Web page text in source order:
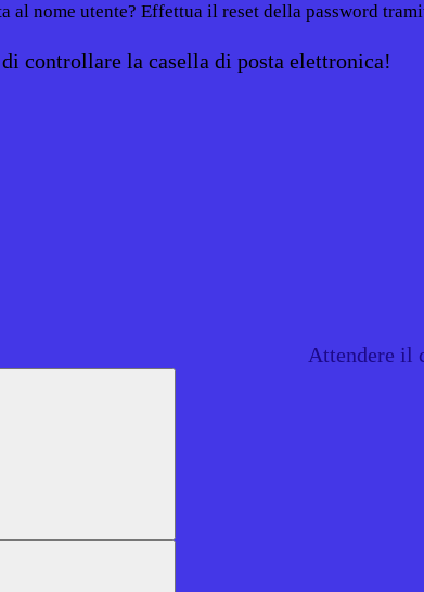
al nome utente? Effettua il reset della password
controllare la casella di posta elettronica!
Attendere il